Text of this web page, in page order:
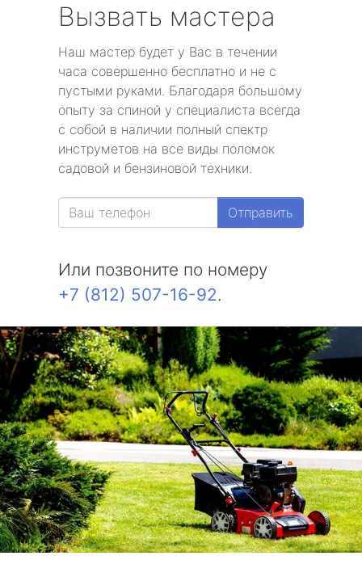
Вызвать мастера
Наш мастер будет у Вас в течении
часа совершенно бесплатно и не с
пустыми руками. Благодаря большому
опыту за спиной у специалиста всегда
с собой в наличии полный спектр
инструметов на все виды поломок
садовой и бензиновой техники.
Отправить
Или позвоните по номеру
+7 (812) 507-16-92.